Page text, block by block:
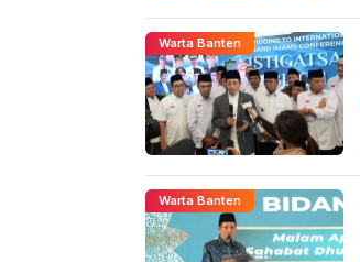
Warta Banten
Warta Banten